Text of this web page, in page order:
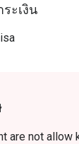
ะเงิน
are not